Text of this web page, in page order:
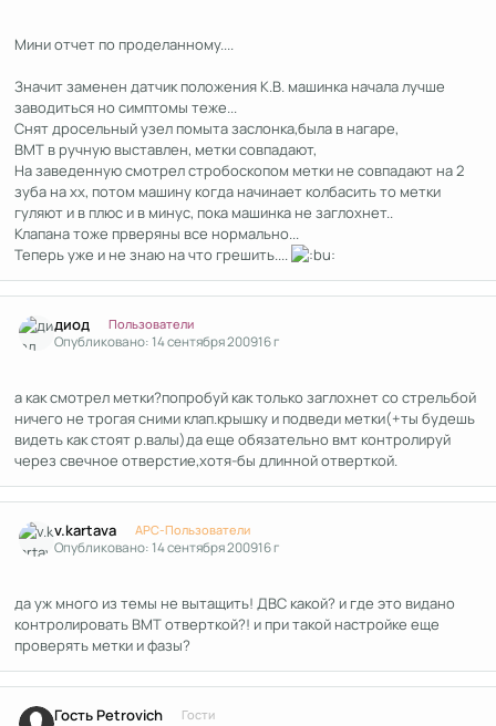
Мини отчет по проделанному....
Значит заменен датчик положения К.В. машинка начала лучше
заводиться но симптомы теже...
Снят дросельный узел помыта заслонка,была в нагаре,
ВМТ в ручную выставлен, метки совпадают,
На заведенную смотрел стробоскопом метки не совпадают на 2
зуба на хх, потом машину когда начинает колбасить то метки
гуляют и в плюс и в минус, пока машинка не заглохнет..
Клапана тоже прверяны все нормально...
Теперь уже и не знаю на что грешить....
диод Пользователи
Опубликовано:14 сентября 200916 г
а как смотрел метки?попробуй как только заглохнет со стрельбой
ничего не трогая сними клап.крышку и подведи метки(+ты будешь
видеть как стоят р.валы)да еще обязательно вмт контролируй
через свечное отверстие,хотя-бы длинной отверткой.
v.kartava APC-Пользователи
Опубликовано:14 сентября 200916 г
да уж много из темы не вытащить! ДВС какой? и где это видано
контролировать ВМТ отверткой?! и при такой настройке еще
проверять метки и фазы?
Гость Petrovich Гости